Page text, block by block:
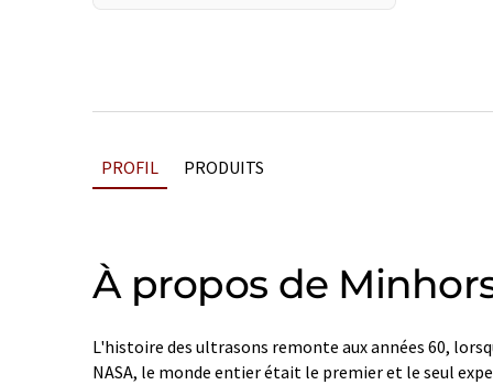
PROFIL PRODUITS
À propos de
L'histoire des ultrasons remonte aux années 60,
NASA, le monde entier était le premier et le seul